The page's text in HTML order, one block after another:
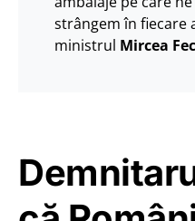
strângem în fiecare
ministrul Mircea